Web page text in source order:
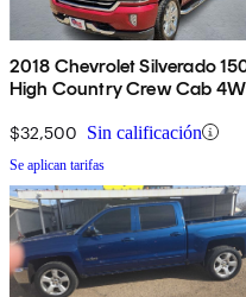
2018 Chevrolet Silverado
High Country Crew Cab
$32,500 Sin calificación
Se aplican tarifas